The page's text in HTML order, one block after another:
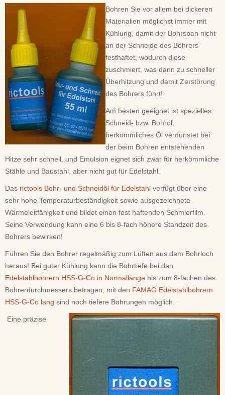
Bohren Sie vor allem bei dickeren
Materialien möglichst immer mit
Kühlung, damit der Bohrspan nicht
an der Schneide des Bohrers
festhaftet, wodurch diese
zuschmiert, was dann zu schneller
Überhitzung und damit Zerstörung
des Bohrers führt!
Am besten geeignet ist spezielles
Schneid- bzw. Bohröl,
herkömmliches Öl verdunstet bei
der beim Bohren entstehenden
Hitze sehr schnell, und Emulsion eignet sich zwar für herkömmliche
Stähle und Baustahl, aber nicht gut für Edelstahl.
Das rictools Bohr- und Schneidöl für Edelstahl verfügt über eine
sehr hohe Temperaturbeständigkeit sowie ausgezeichnete
Wärmeleitfähigkeit und bildet einen fest haftenden Schmierfilm.
Seine Verwendung kann eine 6 bis 8-fach höhere Standzeit des
Bohrers bewirken!
Führen Sie den Bohrer regelmäßig zum Lüften aus dem Bohrloch
heraus! Bei guter Kühlung kann die Bohrtiefe bei den
Edelstahlbohrern HSS-G-Co in Normallänge bis zum 8-fachen des
Bohrerdurchmessers betragen, mit den FAMAG Edelstahlbohrern
HSS-G-Co lang sind noch tiefere Bohrungen möglich.
Eine präzise